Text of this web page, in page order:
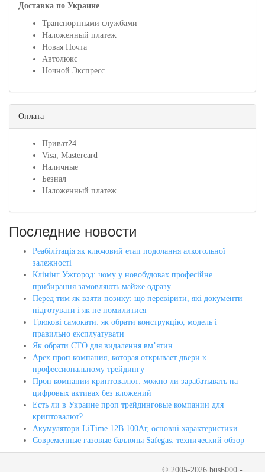
Доставка по Украине
Транспортными службами
Наложенный платеж
Новая Почта
Автолюкс
Ночной Экспресс
Оплата
Приват24
Visa, Mastercard
Наличные
Безнал
Наложенный платеж
Последние новости
Реабілітація як ключовий етап подолання алкогольної
залежності
Клінінг Ужгород: чому у новобудовах професійне
прибирання замовляють майже одразу
Перед тим як взяти позику: що перевірити, які документи
підготувати і як не помилитися
Трюкові самокати: як обрати конструкцію, модель і
правильно експлуатувати
Як обрати СТО для видалення вм’ятин
Apex проп компания, которая открывает двери к
профессиональному трейдингу
Проп компании криптовалют: можно ли зарабатывать на
цифровых активах без вложений
Есть ли в Украине проп трейдинговые компании для
криптовалют?
Акумулятори LiTime 12В 100Аг, основні характеристики
Современные газовые баллоны Safegas: технический обзор
© 2005-2026 bus6000 -